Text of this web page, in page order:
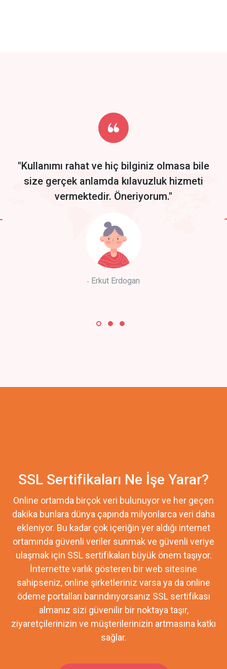
Start by trying our service for 30 days free trial no credit card
required.
"Kullanımı rahat ve hiç bilginiz olmasa bile
size gerçek anlamda kılavuzluk hizmeti
vermektedir. Öneriyorum."
Erkut Erdogan
SSL Sertifikaları Ne İşe Yarar?
Online ortamda birçok veri bulunuyor ve her geçen
dakika bunlara dünya çapında milyonlarca veri daha
ekleniyor. Bu kadar çok içeriğin yer aldığı internet
ortamında güvenli veriler sunmak ve güvenli veriye
ulaşmak için SSL sertifikaları büyük önem taşıyor.
İnternette varlık gösteren bir web sitesine
sahipseniz, online şirketleriniz varsa ya da online
ödeme portalları barındırıyorsanız SSL sertifikası
almanız sizi güvenilir bir noktaya taşır,
ziyaretçilerinizin ve müşterilerinizin artmasına katkı
sağlar.